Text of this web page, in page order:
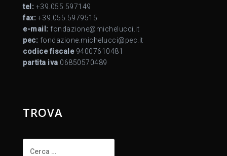
tel: +39.055.597149
fax: +39.055.5979515
e-mail: fondazione@michelucci.it
pec: fondazione.michelucci@pec.it
codice fiscale94007610481
partita iva 06850570489
TROVA